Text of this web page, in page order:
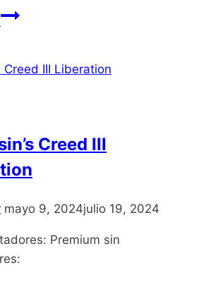
LEGO
Creed III
mayo 9, 2024julio 19, 2024
Premium sin